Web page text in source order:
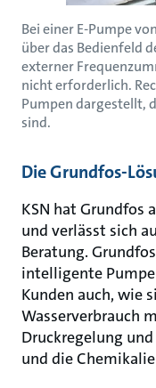
Bei einer E-Pumpe
über das Bedienfeld
externer
nicht erforderlich.
Pumpen dargestellt,
sind.
Die Grundfos-
KSN hat Grundfos
und verlässt sich
Beratung.
intelligente
Kunden auch, wie
Wasserverbrauch
Druckregelung
und die